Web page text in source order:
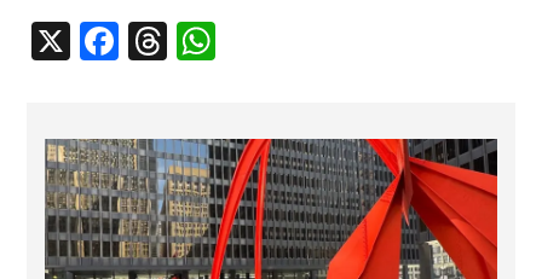
X Facebook
Threads